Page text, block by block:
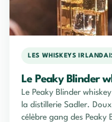
LES WHISKEYS
Le Peaky Blinder
Le Peaky Blinder
la distillerie Sadler.
célèbre gang des Peaky